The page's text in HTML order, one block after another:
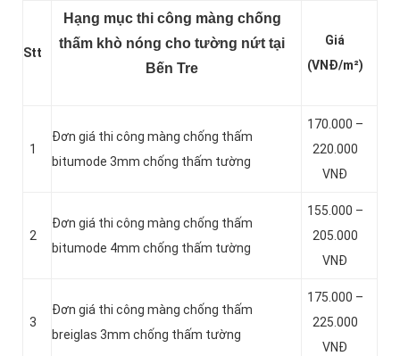
Stt
Hạng mục thi công màng chống
thấm khò nóng cho tường nứt tại
Bến Tre
Giá
(VNĐ/m²)
1
Đơn giá thi công màng chống thấm
bitumode 3mm chống thấm tường
170.000 –
220.000
VNĐ
2
Đơn giá thi công màng chống thấm
bitumode 4mm chống thấm tường
155.000 –
205.000
VNĐ
3
Đơn giá thi công màng chống thấm
breiglas 3mm chống thấm tường
175.000 –
225.000
VNĐ